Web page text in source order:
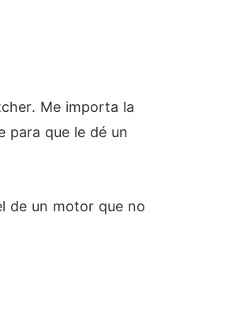
Me importa la
para que le dé un
de un motor que no